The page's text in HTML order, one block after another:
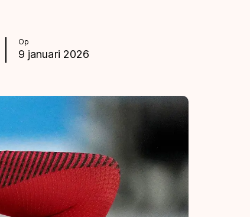
Op
9 januari 2026